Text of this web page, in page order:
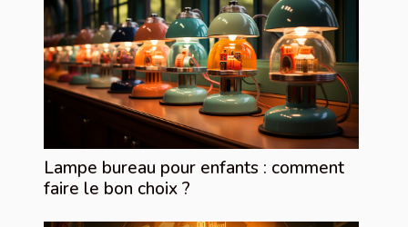
Lampe bureau pour enfants : comment
faire le bon choix ?